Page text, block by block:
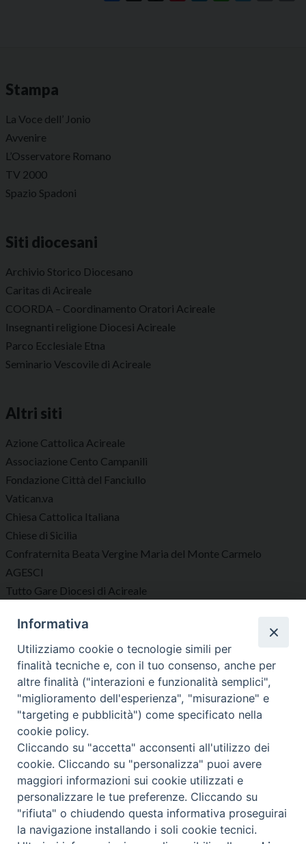
Stampa
La Voce dell’ Jonio
Avvenire
L’Osservatore Romano
TV 2000
Spazio Spadoni
Siti diocesani
Archivio Storico Diocesano
Caritas di Acireale
COORDA – Coordinamento Oratori Acireale
Insegnanti religione Diocesi Acireale
Parco Ecclesiale Etna
Seminario Vescovile di Acireale
Altri siti
Azione Cattolica Acireale
Associazione Cento Campanili
Fondazione Città del Fanciullo
Vatican.va
Chiesa Cattolica Italiana
Chiese di Sicilia
Confraternita Beata Vergine Maria del Monte Carmelo
AGESCI
Tutto Gare Diocesi di Acireale
Diocesi di Acireale
Copyright © 2023 Diocesi di Acireale
Informativa
Utilizziamo cookie o tecnologie simili per
finalità tecniche e, con il tuo consenso, anche per
altre finalità ("interazioni e funzionalità semplici",
"miglioramento dell'esperienza", "misurazione" e
"targeting e pubblicità") come specificato nella
cookie policy.
Cliccando su "accetta" acconsenti all'utilizzo dei
cookie. Cliccando su "personalizza" puoi avere
maggiori informazioni sui cookie utilizzati e
personalizzare le tue preferenze. Cliccando su
"rifiuta" o chiudendo questa informativa proseguirai
la navigazione installando i soli cookie tecnici.